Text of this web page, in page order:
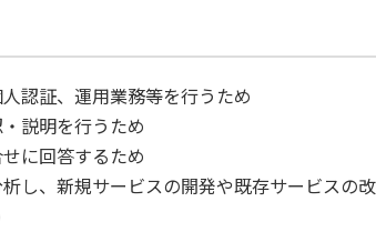
認証、運用業務等を行うため
説明を行うため
に回答するため
し、新規サービスの開発や既存サービスの